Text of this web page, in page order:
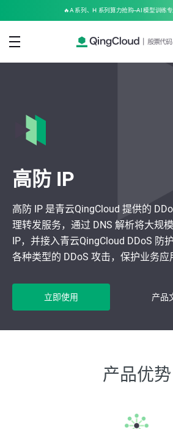
🔥A 系列、H 系列算力抢购--AI 模型训练
高防 IP
高防 IP 是青云QingCloud 提供的
理转发服务，通过 DNS 解析将大规
IP，并接入青云QingCloud DDoS 防
各种类型的 DDoS 攻击，保护业务应
立即使用 产品
产品优势